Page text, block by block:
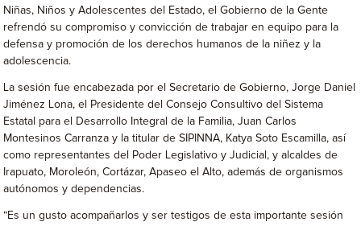
Niñas, Niños y Adolescentes del Estado, el Gobierno de la Gente
refrendó su compromiso y convicción de trabajar en equipo para la
defensa y promoción de los derechos humanos de la niñez y la
adolescencia.
La sesión fue encabezada por el Secretario de Gobierno, Jorge Daniel
Jiménez Lona, el Presidente del Consejo Consultivo del Sistema
Estatal para el Desarrollo Integral de la Familia, Juan Carlos
Montesinos Carranza y la titular de SIPINNA, Katya Soto Escamilla, así
como representantes del Poder Legislativo y Judicial, y alcaldes de
Irapuato, Moroleón, Cortázar, Apaseo el Alto, además de organismos
autónomos y dependencias.
“Es un gusto acompañarlos y ser testigos de esta importante sesión